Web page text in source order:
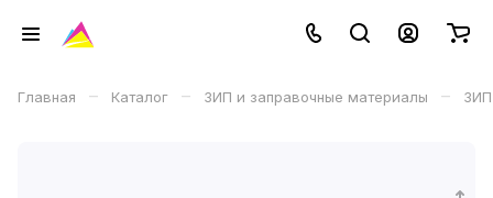
Главная – Каталог – ЗИП и заправочные материалы – ЗИП